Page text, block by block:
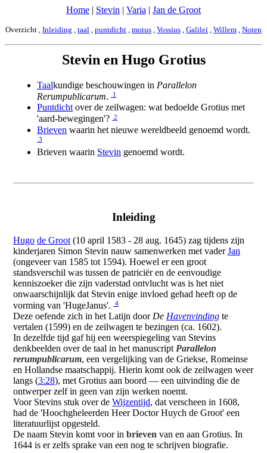
Home | Stevin | Varia | Jan de Groot
Overzicht , Inleiding , taal , puntdicht , motus , Vossius , Galileï , Willem , Noten
Stevin en Hugo Grotius
Taalkundige beschouwingen in Parallelon
Rerumpublicarum. 1
Puntdicht over de zeilwagen: wat bedoelde Grotius met
'aard-bewegingen'? 2
Brieven waarin het nieuwe wereldbeeld genoemd wordt.
3
Brieven waarin Stevin genoemd wordt.
Inleiding
Hugo de Groot (10 april 1583 - 28 aug. 1645) zag tijdens zijn
kinderjaren Simon Stevin nauw samenwerken met vaderJan
(ongeveer van 1585 tot 1594). Hoewel er een groot
standsverschil was tussen de patriciër en de eenvoudige
kenniszoeker die zijn vaderstad ontvlucht was is het niet
onwaarschijnlijk dat Stevin enige invloed gehad heeft op de
vorming van 'HugeJanus'.
4
Deze oefende zich in het Latijn door De Havenvinding te
vertalen (1599) en de zeilwagen te bezingen (ca. 1602).
In dezelfde tijd gaf hij een weerspiegeling van Stevins
denkbeelden over de taal in het manuscript Parallelon
rerumpublicarum, een vergelijking van de Griekse, Romeinse
en Hollandse maatschappij. Hierin komt ook de zeilwagen weer
langs (3:28), met Grotius aan boord — een uitvinding die de
ontwerper zelf in geen van zijn werken noemt.
Voor Stevins stuk over de Wijzentijd, dat verscheen in 1608,
had de 'Hoochgheleerden Heer Doctor Huych de Groot' een
literatuurlijst opgesteld.
De naam Stevin komt voor in brieven van en aan Grotius. In
1644 is er zelfs sprake van een nog te schrijven biografie.